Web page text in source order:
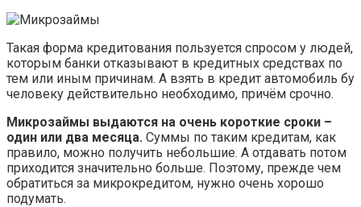
Такая форма кредитования пользуется спросом у людей,
которым банки отказывают в кредитных средствах по
тем или иным причинам. А взять в кредит автомобиль бу
человеку действительно необходимо, причём срочно.
Микрозаймы выдаются на очень короткие сроки –
один или два месяца. Суммы по таким кредитам, как
правило, можно получить небольшие. А отдавать потом
приходится значительно больше. Поэтому, прежде чем
обратиться за микрокредитом, нужно очень хорошо
подумать.